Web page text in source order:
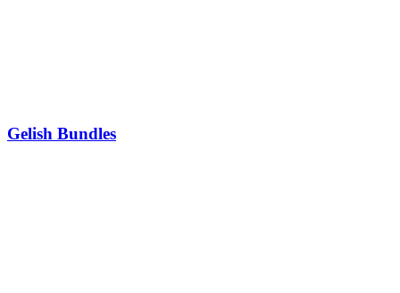
Gelish Bundles